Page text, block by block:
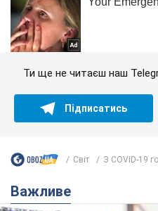
Ти ще не читаєш наш
Підписатись
Світ З COVID-19
Важливе